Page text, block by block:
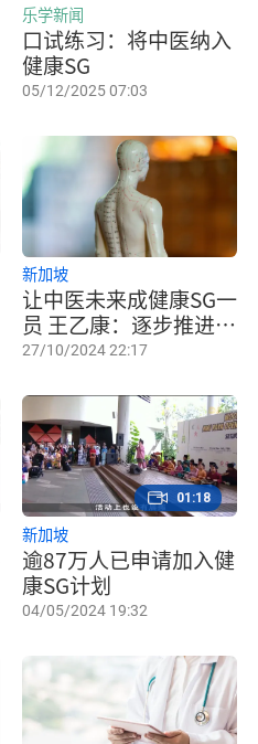
口试练习：将中医纳入
健康SG
乐学新闻
05/12/2025 07:03
让中医未来成健康SG一
员 王乙康：逐步推进中
西医合作
新加坡
27/10/2024 22:17
逾87万人已申请加入健
康SG计划
新加坡
04/05/2024 19:32
01:18